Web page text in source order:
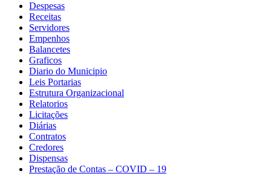
Despesas
Receitas
Servidores
Empenhos
Balancetes
Graficos
Diario do Municipio
Leis Portarias
Estrutura Organizacional
Relatorios
Licitações
Diárias
Contratos
Credores
Dispensas
Prestação de Contas – COVID – 19